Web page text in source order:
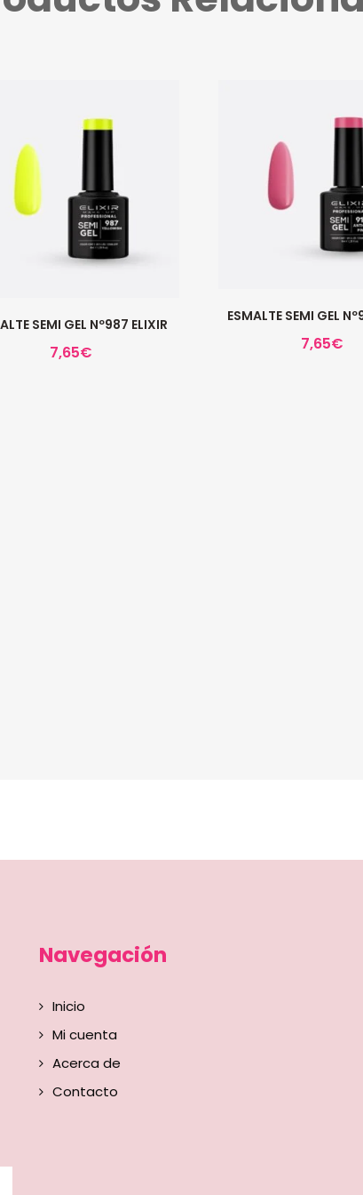
SEMI GEL Nº987 ELIXIR
7,65€
ESMALTE SEMI GEL
7,65€
Navegación
Inicio
Mi cuenta
Acerca de
Contacto